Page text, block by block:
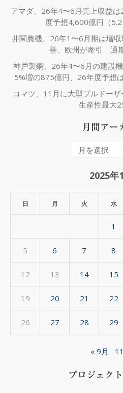
アマダ、26年4〜6月売上収益
度予想4,600億円（
井関農機、26年1〜6月期は増
善、欧州が牽引 通
神戸製鋼、26年4〜6月の建設
5%増の875億円、26年度予想
コマツ、11月に大型ブルドーザ
生産性最大
月間アー
イ
2025年
日 月 火 水
1
5 6 7 8
12 13 14 15
19 20 21 22
26 27 28 29
« 9月
プロジェク